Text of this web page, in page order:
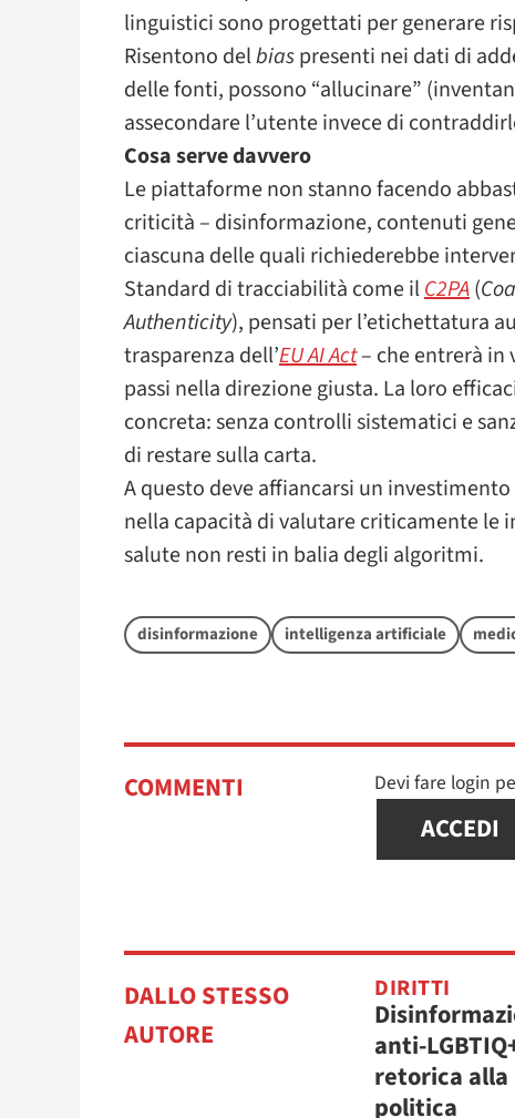
linguistici sono progettati per generare
Risentono delbiaspresenti nei dati di
delle fonti, possono “allucinare”
assecondare l’utente invece di
Cosa serve davvero
Le piattaforme non stanno facendo
criticità – disinformazione, contenuti
ciascuna delle quali richiederebbe
Standard di tracciabilità come ilC2PA(
Authenticity), pensati per l’etichettatura
trasparenza dell’EU AI Act– che entrerà in
passi nella direzione giusta. La loro
concreta: senza controlli sistematici e
di restare sulla carta.
A questo deve affiancarsi un
nella capacità di valutare criticamente
salute non resti in balia degli algoritmi.
disinformazione intelligenza artificiale
COMMENTI Devi fare login
ACCEDI
DALLO STESSO
AUTORE
DIRITTI
anti-
retorica alla
politica